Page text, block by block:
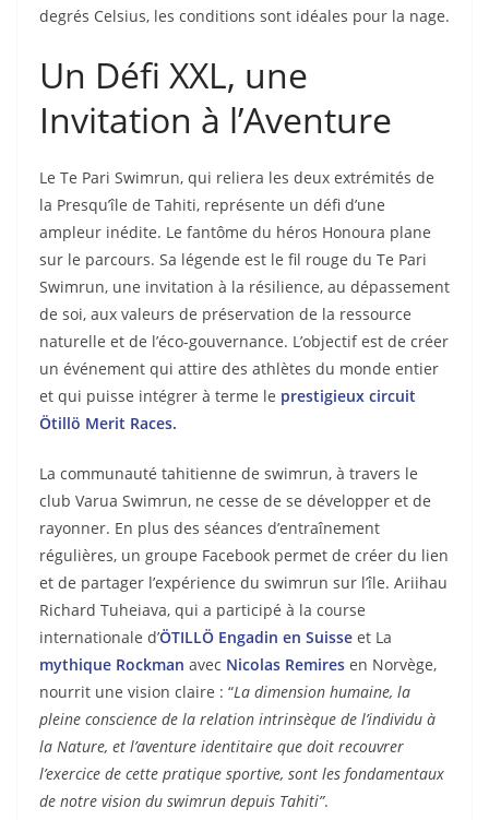
degrés Celsius, les conditions sont idéales pour la nage.
Un Défi XXL, une
Invitation à l’Aventure
Le Te Pari Swimrun, qui reliera les deux extrémités de
la Presqu’île de Tahiti, représente un défi d’une
ampleur inédite. Le fantôme du héros Honoura plane
sur le parcours. Sa légende est le fil rouge du Te Pari
Swimrun, une invitation à la résilience, au dépassement
de soi, aux valeurs de préservation de la ressource
naturelle et de l’éco-gouvernance. L’objectif est de créer
un événement qui attire des athlètes du monde entier
et qui puisse intégrer à terme le prestigieux circuit
Ötillö Merit Races.
La communauté tahitienne de swimrun, à travers le
club Varua Swimrun, ne cesse de se développer et de
rayonner. En plus des séances d’entraînement
régulières, un groupe Facebook permet de créer du lien
et de partager l’expérience du swimrun sur l’île. Ariihau
Richard Tuheiava, qui a participé à la course
internationale d’ÖTILLÖ Engadin en Suisse et La
mythique Rockman avec Nicolas Remires en Norvège,
nourrit une vision claire : “La dimension humaine, la
pleine conscience de la relation intrinsèque de l’individu à
la Nature, et l’aventure identitaire que doit recouvrer
l’exercice de cette pratique sportive, sont les fondamentaux
de notre vision du swimrun depuis Tahiti”.